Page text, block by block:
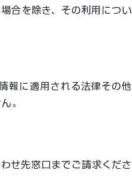
合を除き、その利用につい
報に適用される法律その他
。
せ先窓口までご請求くださ